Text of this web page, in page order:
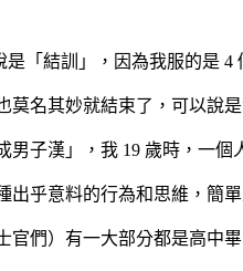
「結訓」，因為我服的是
莫名其妙就結束了，可以說
男子漢」，我 19 歲時，一
出乎意料的行為和思維，簡
們）有一大部分都是高中